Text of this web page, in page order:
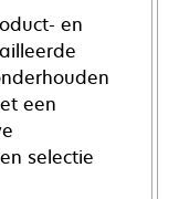
en
een
selectie